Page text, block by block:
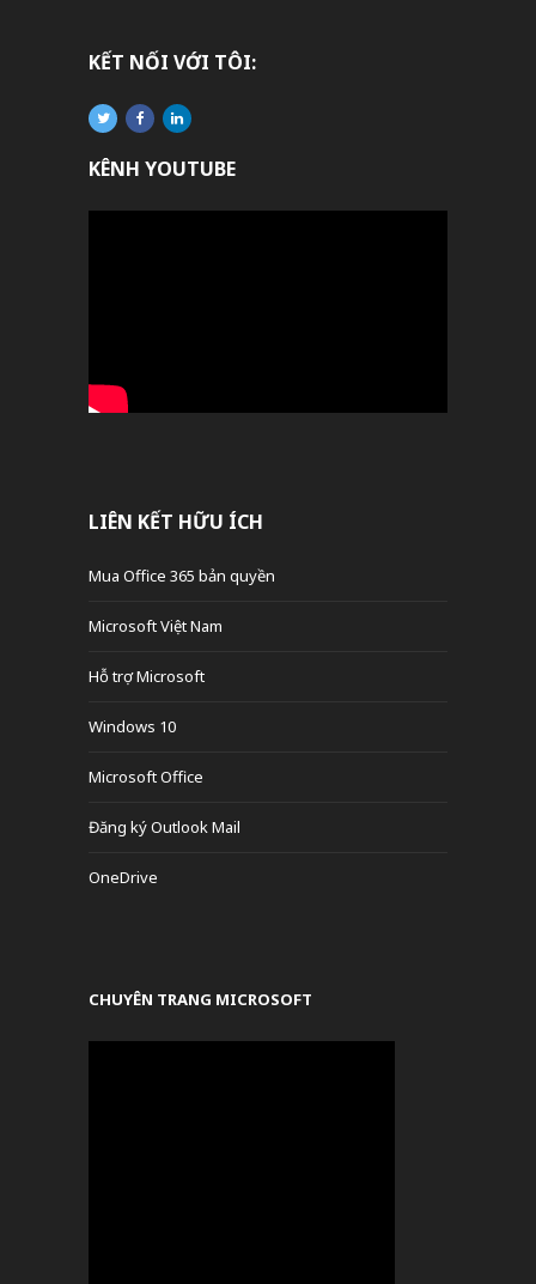
KẾT NỐI VỚI TÔI:
KÊNH YOUTUBE
LIÊN KẾT HỮU ÍCH
Mua Office 365 bản quyền
Microsoft Việt Nam
Hỗ trợ Microsoft
Windows 10
Microsoft Office
Đăng ký Outlook Mail
OneDrive
CHUYÊN TRANG MICROSOFT